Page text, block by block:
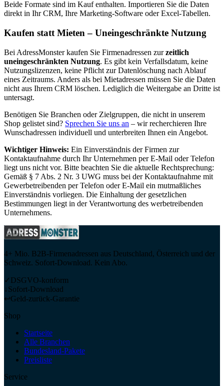
Beide Formate sind im Kauf enthalten. Importieren Sie die Daten
direkt in Ihr CRM, Ihre Marketing-Software oder Excel-Tabellen.
Kaufen statt Mieten – Uneingeschränkte Nutzung
Bei AdressMonster kaufen Sie Firmenadressen zur zeitlich
uneingeschränkten Nutzung. Es gibt kein Verfallsdatum, keine
Nutzungslizenzen, keine Pflicht zur Datenlöschung nach Ablauf
eines Zeitraums. Anders als bei Mietadressen müssen Sie die Daten
nicht aus Ihrem CRM löschen. Lediglich die Weitergabe an Dritte ist
untersagt.
Benötigen Sie Branchen oder Zielgruppen, die nicht in unserem
Shop gelistet sind? Sprechen Sie uns an – wir recherchieren Ihre
Wunschadressen individuell und unterbreiten Ihnen ein Angebot.
Wichtiger Hinweis: Ein Einverständnis der Firmen zur
Kontaktaufnahme durch Ihr Unternehmen per E-Mail oder Telefon
liegt uns nicht vor. Bitte beachten Sie die aktuelle Rechtsprechung:
Gemäß § 7 Abs. 2 Nr. 3 UWG muss bei der Kontaktaufnahme mit
Gewerbetreibenden per Telefon oder E-Mail ein mutmaßliches
Einverständnis vorliegen. Die Einhaltung der gesetzlichen
Bestimmungen liegt in der Verantwortung des werbetreibenden
Unternehmens.
4+ Mio. B2B-Firmenadressen aus Deutschland, Österreich und der
Schweiz. Sofort-Download. Kein Abo.
✓ DSGVO-konform
↓Sofort-Download
↩Geld-zurück-Garantie
Shop
Startseite
Alle Branchen
Bundesland-Pakete
Preisliste
Service